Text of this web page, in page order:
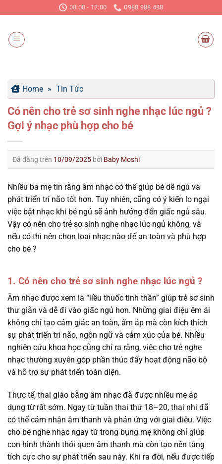
đến
dung
08:00 - 17:00 0988 988 488
Home » Tin Tức
Có nên cho trẻ sơ sinh nghe nhạc lúc ngủ ?
Gợi ý nhạc phù hợp cho bé
Đã đăng trên 10/09/2025 bởi Baby Moshi
Nhiều ba mẹ tin rằng âm nhạc có thể giúp bé dễ ngủ và
phát triển trí não tốt hơn. Tuy nhiên, cũng có ý kiến lo ngại
việc bật nhạc khi bé ngủ sẽ ảnh hưởng đến giấc ngủ sâu.
Vậy có nên cho trẻ sơ sinh nghe nhạc lúc ngủ không, và
nếu có thì nên chọn loại nhạc nào để an toàn và phù hợp
cho bé ?
1. Có nên cho trẻ sơ sinh nghe nhạc lúc ngủ ?
Âm nhạc được xem là “liều thuốc tinh thần” giúp trẻ sơ sinh
thư giãn và dễ đi vào giấc ngủ hơn. Những giai điệu êm ái
không chỉ tạo cảm giác an toàn, ấm áp mà còn kích thích
sự phát triển trí não, ngôn ngữ và cảm xúc của bé. Nhiều
nghiên cứu khoa học cũng chỉ ra rằng, việc cho trẻ nghe
nhạc thường xuyên góp phần thúc đẩy hoạt động não bộ
và hỗ trợ sự phát triển toàn diện.
Thực tế, thai giáo bằng âm nhạc đã được nhiều mẹ áp
dụng từ rất sớm. Ngay từ tuần thai thứ 18–20, thai nhi đã
có thể cảm nhận âm thanh và phản ứng với giai điệu. Việc
cho bé nghe nhạc ngay từ trong bụng mẹ không chỉ giúp
con hình thành thói quen âm thanh mà còn tạo nền tảng
tích cực cho sự phát triển sau này. Khi ra đời, nếu được tiếp